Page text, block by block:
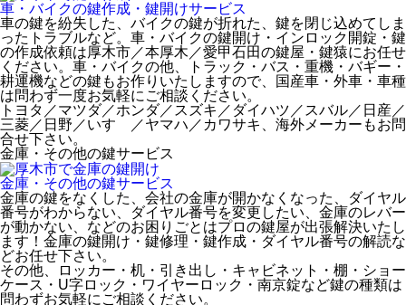
車・バイクの鍵作成・鍵開けサービス
車の鍵を紛失した、バイクの鍵が折れた、鍵を閉じ込めてしま
ったトラブルなど。車・バイクの鍵開け・インロック開錠・鍵
の作成依頼は厚木市／本厚木／愛甲石田の鍵屋・鍵猿にお任せ
ください。車・バイクの他、トラック・バス・重機・バギー・
耕運機などの鍵もお作りいたしますので、国産車・外車・車種
は問わず一度お気軽にご相談ください。
トヨタ／マツダ／ホンダ／スズキ／ダイハツ／スバル／日産／
三菱／日野／いすゞ／ヤマハ／カワサキ、海外メーカーもお問
合せ下さい。
金庫・その他の鍵サービス
金庫・その他の鍵サービス
金庫の鍵をなくした、会社の金庫が開かなくなった、ダイヤル
番号がわからない、ダイヤル番号を変更したい、金庫のレバー
が動かない、などのお困りごとはプロの鍵屋が出張解決いたし
ます！金庫の鍵開け・鍵修理・鍵作成・ダイヤル番号の解読な
どお任せ下さい。
その他、ロッカー・机・引き出し・キャビネット・棚・ショー
ケース・U字ロック・ワイヤーロック・南京錠など鍵の種類は
問わずお気軽にご相談ください。